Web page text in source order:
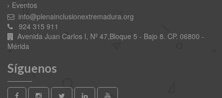
Eventos
info@plenainclusionextremadura.org
924 315 911
Avenida Juan Carlos I, Nº 47,Bloque 5 - Bajo 8. CP. 06800 -
Mérida
Síguenos